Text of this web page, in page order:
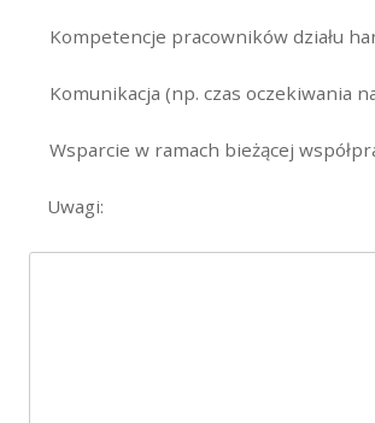
Kompetencje pracowników działu
Komunikacja (np. czas oczekiwania
Wsparcie w ramach bieżącej
Uwagi: